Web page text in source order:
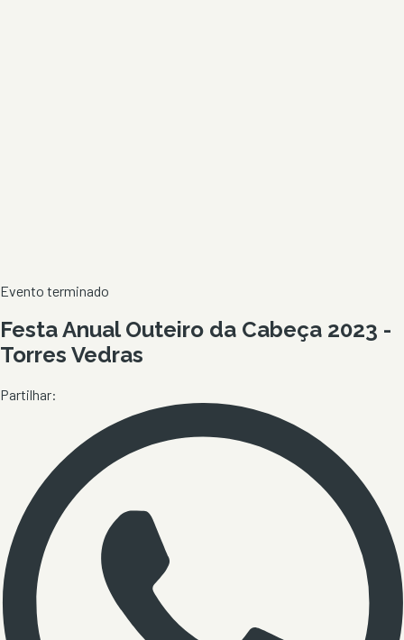
Evento terminado
Festa Anual Outeiro da Cabeça 2023 -
Torres Vedras
Partilhar: